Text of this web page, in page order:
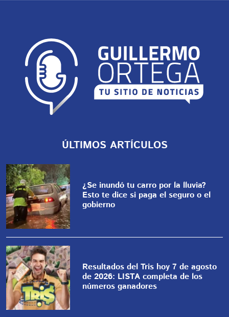
ÚLTIMOS ARTÍCULOS
¿Se inundó tu carro por la lluvia?
Esto te dice si paga el seguro o el
gobierno
Resultados del Tris hoy 7 de agosto
de 2026: LISTA completa de los
números ganadores